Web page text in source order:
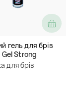
гель для брів
Gel Strong
для брів